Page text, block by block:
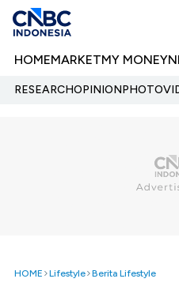
HOMEMARKETMY MONEY
RESEARCHOPINIONPHOTO
HOME Lifestyle Berita Lifestyle